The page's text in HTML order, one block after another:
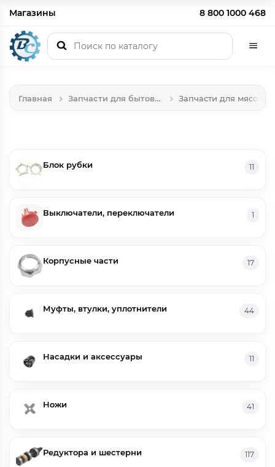
Магазины 8 800 1000 468
Главная Запчасти для бытовой техники Запчасти для
Блок рубки 11
Выключатели, переключатели 1
Корпусные части 17
Муфты, втулки, уплотнители 44
Насадки и аксессуары 11
Ножи 41
Редуктора и шестерни 117